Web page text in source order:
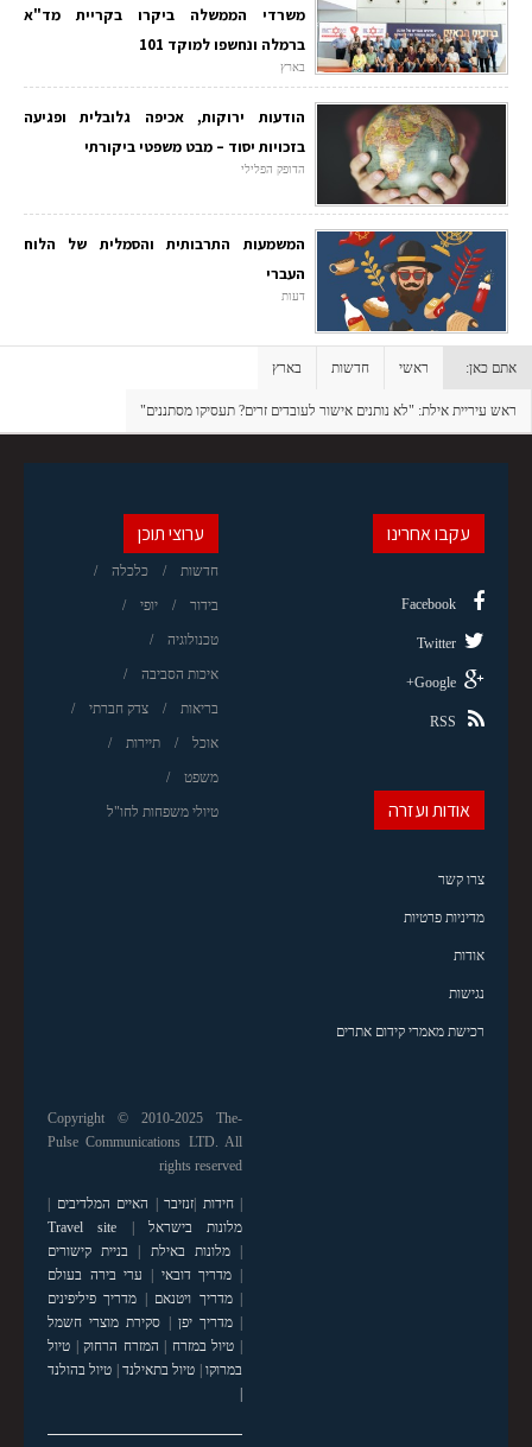
משרדי הממשלה ביקרו בקריית מד"א
ברמלה ונחשפו למוקד 101
בארץ
הודעות ירוקות, אכיפה גלובלית ופגיעה
בזכויות יסוד – מבט משפטי ביקורתי
הדופק הפלילי
המשמעות התרבותית והסמלית של הלוח
העברי
דעות
אתם כאן: ראשי חדשות בארץ
ראש עיריית אילת: "לא נותנים אישור לעובדים זרים? תעסיקו מסתננים"
ערוצי תוכן
חדשות כלכלה
בידור יופי
טכנולוגיה
איכות הסביבה
בריאות צדק חברתי
אוכל תיירות
משפט
טיולי משפחות לחו"ל
עקבו אחרינו
Facebook
Twitter
Google+
RSS
אודות ועזרה
צרו קשר
מדיניות פרטיות
אודות
נגישות
רכישת מאמרי קידום אתרים
Copyright © 2010-2025 The-
Pulse Communications LTD. All
rights reserved
|חידות |זנזיבר | האיים המלדיבים |
מלונות בישראל |
Travel site
|מלונות באילת | בניית קישורים
| מדריך דובאי | ערי בירה בעולם
|מדריך ויטנאם | מדריך פיליפינים
|מדריך יפן | סקירת מוצרי חשמל
| טיול במזרח | המזרח הרחוק| טיול
במרוקו| טיול בתאילנד| טיול בהולנד
|